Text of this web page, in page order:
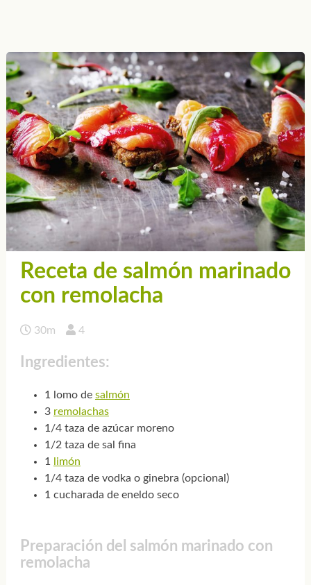
Receta de salmón marinado
con remolacha
30m 4
Ingredientes:
1 lomo de salmón
3 remolachas
1/4 taza de azúcar moreno
1/2 taza de sal fina
1
limón
1/4 taza de vodka o ginebra (opcional)
1 cucharada de eneldo seco
Preparación del salmón marinado con
remolacha